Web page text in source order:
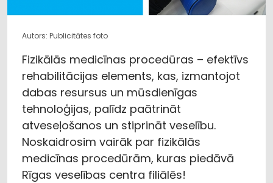
Autors: Publicitātes foto
Fizikālās medicīnas procedūras – efektīvs
rehabilitācijas elements, kas, izmantojot
dabas resursus un mūsdienīgas
tehnoloģijas, palīdz paātrināt
atveseļošanos un stiprināt veselību.
Noskaidrosim vairāk par fizikālās
medicīnas procedūrām, kuras piedāvā
Rīgas veselības centra filiālēs!